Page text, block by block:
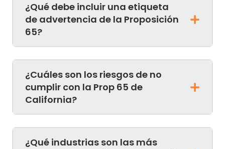
¿Qué debe incluir una etiqueta
de advertencia de la Proposición
65?
¿Cuáles son los riesgos de no
cumplir con la Prop 65 de
California?
¿Qué industrias son las más